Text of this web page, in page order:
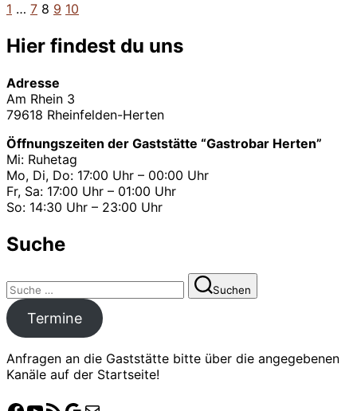
bilden
Seitennummerierung
der
1 … 7 8 9 10
Hier findest du uns
Adresse
Am Rhein 3
79618 Rheinfelden-Herten
Öffnungszeiten der Gaststätte “Gastrobar Herten”
Mi: Ruhetag
Mo, Di, Do: 17:00 Uhr – 00:00 Uhr
Fr, Sa: 17:00 Uhr – 01:00 Uhr
So: 14:30 Uhr – 23:00 Uhr
Suche
Suchen
nach:
Suchen
Termine
Anfragen an die Gaststätte bitte über die angegebenen
Kanäle auf der Startseite!